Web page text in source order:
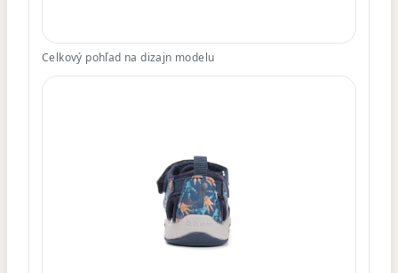
Celkový pohľad na dizajn modelu